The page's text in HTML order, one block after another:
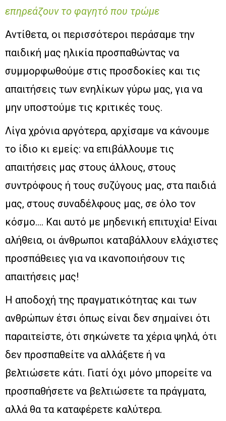
επηρεάζουν το φαγητό που τρώμε
Αντίθετα, οι περισσότεροι περάσαμε την
παιδική μας ηλικία προσπαθώντας να
συμμορφωθούμε στις προσδοκίες και τις
απαιτήσεις των ενηλίκων γύρω μας, για να
μην υποστούμε τις κριτικές τους.
Λίγα χρόνια αργότερα, αρχίσαμε να κάνουμε
το ίδιο κι εμείς: να επιβάλλουμε τις
απαιτήσεις μας στους άλλους, στους
συντρόφους ή τους συζύγους μας, στα παιδιά
μας, στους συναδέλφους μας, σε όλο τον
κόσμο…. Και αυτό με μηδενική επιτυχία! Είναι
αλήθεια, οι άνθρωποι καταβάλλουν ελάχιστες
προσπάθειες για να ικανοποιήσουν τις
απαιτήσεις μας!
Η αποδοχή της πραγματικότητας και των
ανθρώπων έτσι όπως είναι δεν σημαίνει ότι
παραιτείστε, ότι σηκώνετε τα χέρια ψηλά, ότι
δεν προσπαθείτε να αλλάξετε ή να
βελτιώσετε κάτι. Γιατί όχι μόνο μπορείτε να
προσπαθήσετε να βελτιώσετε τα πράγματα,
αλλά θα τα καταφέρετε καλύτερα.